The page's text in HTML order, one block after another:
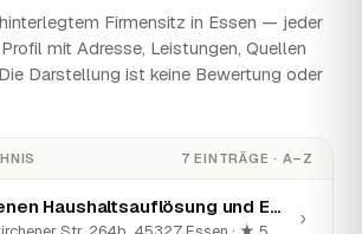
Firmensitz in Essen — jeder
mit Adresse, Leistungen, Quellen
Darstellung ist keine Bewertung oder
7 EINTRÄGE · A–Z
Die Bienen Haushaltsauflösung und Entrümpelung Essen ›